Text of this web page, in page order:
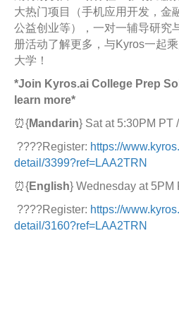
大热门项目（手机应用开发，金
公益创业等），一对一辅导研究
册活动了解更多，与Kyros一起
大学！
*Join Kyros.ai College Prep
learn more*
⏰{Mandarin} Sat at 5:30PM PT
????Register: https://
detail/3399?ref=LAA2TRN
⏰{English} Wednesday at 5PM
????Register: https://
detail/3160?ref=LAA2TRN